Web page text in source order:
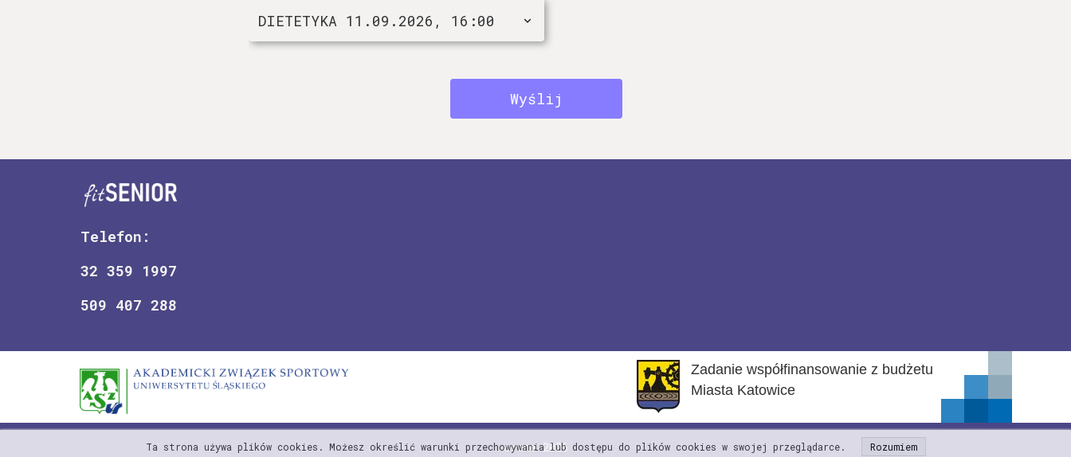
Wyślij
Telefon:
32 359 1997
509 407 288
©rene 2026
Zadanie współfinansowanie z budżetu
Miasta Katowice
Ta strona używa plików cookies. Możesz określić warunki przechowywania lub dostępu do plików cookies w swojej przeglądarce. Rozumiem